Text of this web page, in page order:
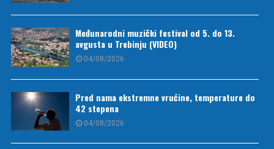
Međunarodni muzički festival od 5. do 13.
avgusta u Trebinju (VIDEO)
04/08/2026
Pred nama ekstremne vrućine, temperature do
42 stepena
04/08/2026